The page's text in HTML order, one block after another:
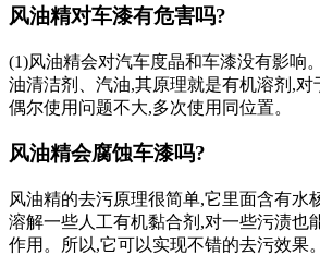
风油精对车漆有危害吗?
(1)风油精会对汽车度晶和车漆没有影响
油清洁剂、汽油,其原理就是有机溶剂,
偶尔使用问题不大,多次使用同位置。
风油精会腐蚀车漆吗?
风油精的去污原理很简单,它里面含有水
溶解一些人工有机黏合剂,对一些污渍也
作用。所以,它可以实现不错的去污效果